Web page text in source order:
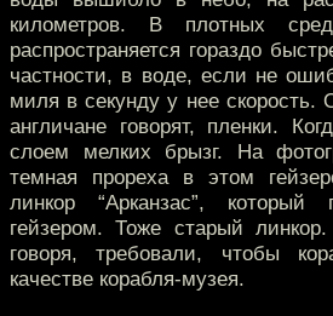
километров. В плотных
распространяется гораздо
частности, в воде, если не
миля в секунду у нее скорость.
англичане говорят, пленки.
слоем мелких брызг. На
темная прореха в этом
линкор “Арканзас”, который
гейзером. Тоже старый
говоря, требовали, чтобы
качестве корабля-музея.